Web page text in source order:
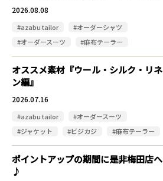
2026.08.08
#azabu tailor
#オーダーシャツ
#オーダースーツ
#麻布テーラー
オススメ素材『ウール・シルク・リネ
ン編』
2026.07.16
#azabu tailor
#オーダースーツ
#ジャケット
#ビジカジ #麻布テーラー
ポイントアップの期間に是非梅田店へ
♪